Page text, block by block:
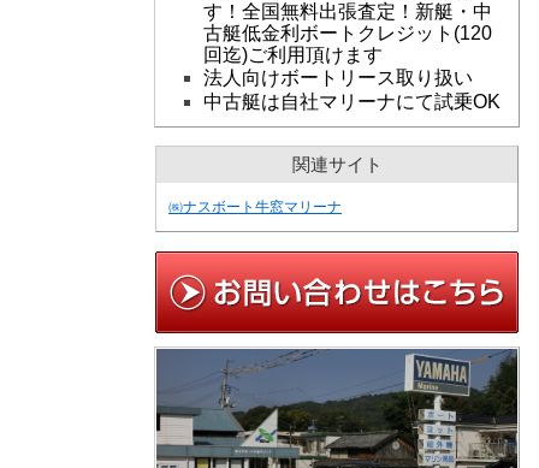
す！全国無料出張査定！新艇・中
古艇低金利ボートクレジット(120
回迄)ご利用頂けます
法人向けボートリース取り扱い
中古艇は自社マリーナにて試乗OK
関連サイト
㈱ナスボート牛窓マリーナ